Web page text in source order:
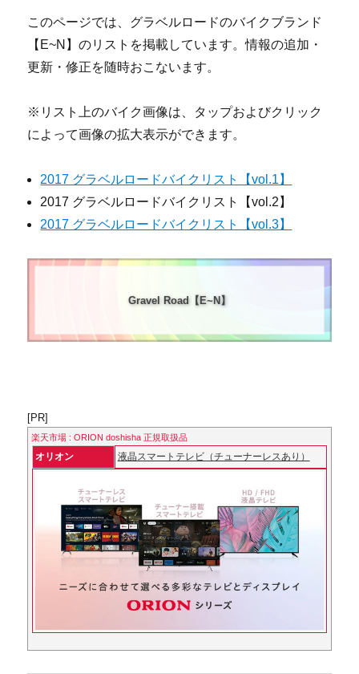
このページでは、グラベルロードのバイクブランド
【E~N】のリストを掲載しています。情報の追加・
更新・修正を随時おこないます。
※リスト上のバイク画像は、タップおよびクリック
によって画像の拡大表示ができます。
2017 グラベルロードバイクリスト【vol.1】
2017 グラベルロードバイクリスト【vol.2】
2017 グラベルロードバイクリスト【vol.3】
Gravel Road【E~N】
[PR]
楽天市場 : ORION doshisha 正規取扱品
オリオン 液晶スマートテレビ（チューナーレスあり）